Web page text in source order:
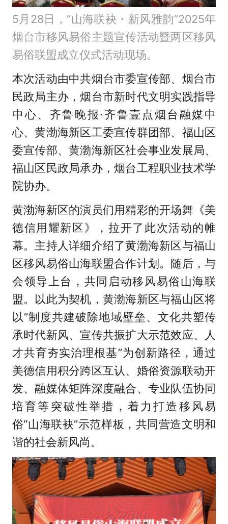
5月28日，“山海联袂・新风雅韵”2025年
烟台市移风易俗主题宣传活动暨两区移风
易俗联盟成立仪式活动现场。
本次活动由中共烟台市委宣传部、烟台市
民政局主办，烟台市新时代文明实践指导
中心、齐鲁晚报·齐鲁壹点烟台融媒中
心、黄渤海新区工委宣传群团部、福山区
委宣传部、黄渤海新区社会事业发展局、
福山区民政局承办，烟台工程职业技术学
院协办。
黄渤海新区的演员们用精彩的开场舞《美
德信用耀新区》，拉开了此次活动的帷
幕。主持人详细介绍了黄渤海新区与福山
区移风易俗山海联盟合作计划。随后，与
会领导上台，共同启动移风易俗山海联
盟。以此为契机，黄渤海新区与福山区将
以“制度共建破除地域壁垒、文化共塑传
承时代新风、宣传共振扩大示范效应、人
才共育夯实治理根基”为创新路径，通过
美德信用积分跨区互认、婚俗资源联动开
发、融媒体矩阵深度融合、专业队伍协同
培育等突破性举措，着力打造移风易
俗“山海联袂”示范样板，共同营造文明和
谐的社会新风尚。